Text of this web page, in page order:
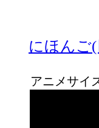
にほんご
アニメサイ